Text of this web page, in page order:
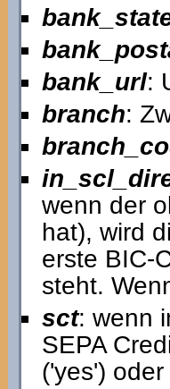
bank_url:
branch:
wenn der
hat), wird
erste BIC-
steht.
sct: wenn
SEPA
('yes')